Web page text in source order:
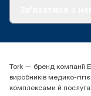
(+38) 044 490
Essity Україна
04071 м. Київ,
Тел. +38 044
Tork — бренд компанії
виробників медико-
комплексами й